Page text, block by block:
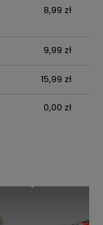
8,99 zł
9,99 zł
15,99 zł
0,00 zł